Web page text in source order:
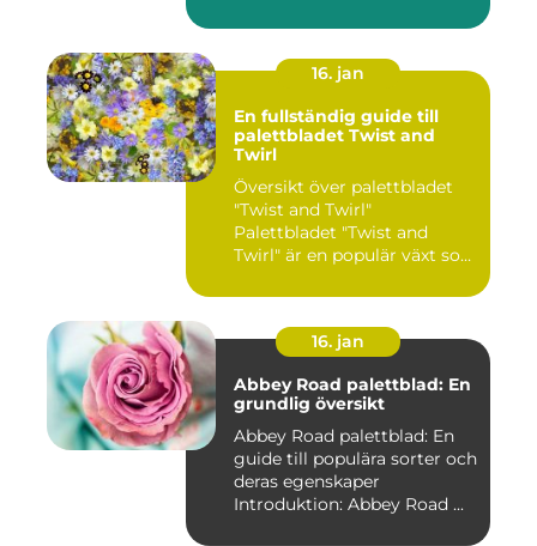
16. jan
En fullständig guide till
palettbladet Twist and
Twirl
Översikt över palettbladet
"Twist and Twirl"
Palettbladet "Twist and
Twirl" är en populär växt som
16. jan
Abbey Road palettblad: En
grundlig översikt
Abbey Road palettblad: En
guide till populära sorter och
deras egenskaper
Introduktion: Abbey Road ...